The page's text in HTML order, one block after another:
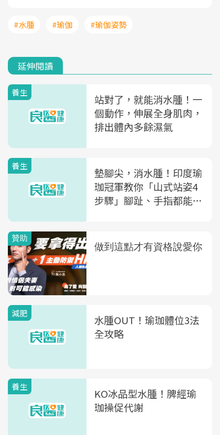
#水腫 #瑜伽 #瑜伽姿勢
延伸閱讀
養生
站對了，就能消水腫！一
個動作，伸展全身肌肉，
排出體內多餘濕氣
養生
墊腳尖，消水腫！印度瑜
珈冠軍教你「山式站姿4
步驟」腳趾、手指都能一
減肥
水腫OUT！瑜珈體位3法
全攻略
養生
KO冰品型水腫！脾經瑜
珈操促代謝